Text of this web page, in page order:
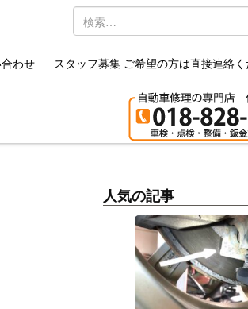
索:
わせ スタッフ募集 ご希望の方は直接連絡く
人気の記事